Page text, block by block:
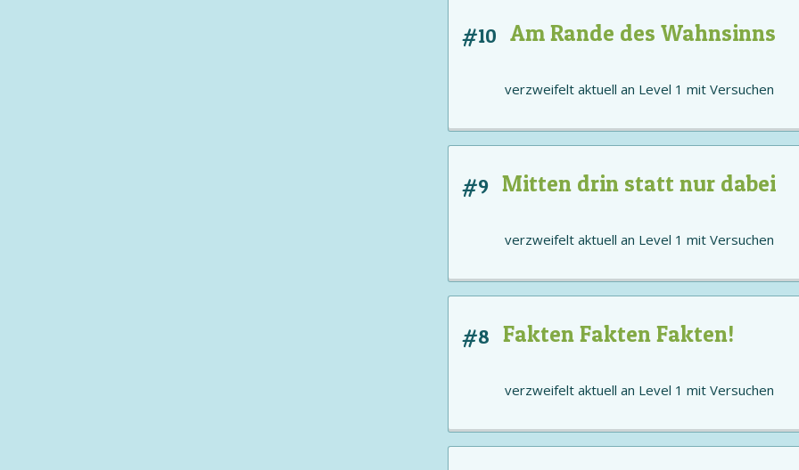
#10 Am Rande des Wahnsinns
verzweifelt aktuell an Level 1 mit Versuchen
#9 Mitten drin statt nur dabei
verzweifelt aktuell an Level 1 mit Versuchen
#8 Fakten Fakten Fakten!
verzweifelt aktuell an Level 1 mit Versuchen